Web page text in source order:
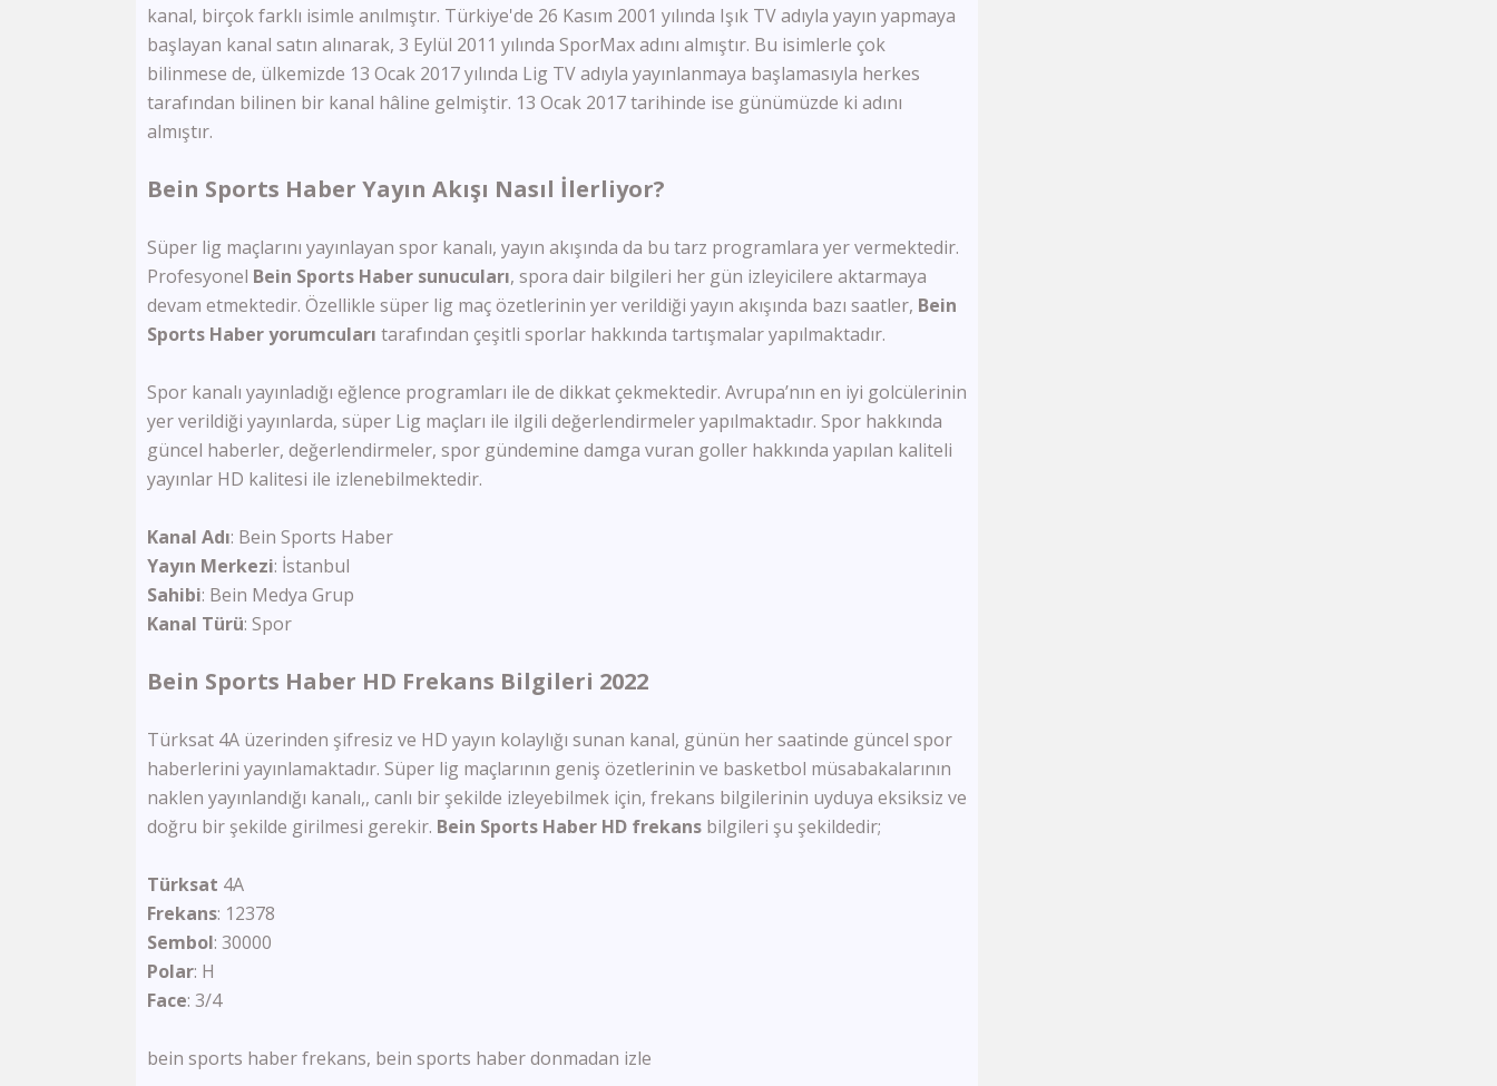
TRT Eba İlkokul
Tek Rumeli Tv
TRT Eba Ortaokul
1 TV Georgia
Ronahi Tv
Havin Tv
TRT Kürdi
Med Müzik Tv
TRT Türk
Sim Tv
TRT World
Ege Türk Tv
TRT Avaz
KNN Tv
kanal, birçok farklı isimle anılmıştır. Türkiye'de 26 Kasım 2001 yılında Işık TV adıyla yayın yapmaya
başlayan kanal satın alınarak, 3 Eylül 2011 yılında SporMax adını almıştır. Bu isimlerle çok
bilinmese de, ülkemizde 13 Ocak 2017 yılında Lig TV adıyla yayınlanmaya başlamasıyla herkes
tarafından bilinen bir kanal hâline gelmiştir. 13 Ocak 2017 tarihinde ise günümüzde ki adını
almıştır.
Bein Sports Haber Yayın Akışı Nasıl İlerliyor?
Süper lig maçlarını yayınlayan spor kanalı, yayın akışında da bu tarz programlara yer vermektedir.
Profesyonel Bein Sports Haber sunucuları, spora dair bilgileri her gün izleyicilere aktarmaya
devam etmektedir. Özellikle süper lig maç özetlerinin yer verildiği yayın akışında bazı saatler, Bein
Sports Haber yorumcuları tarafından çeşitli sporlar hakkında tartışmalar yapılmaktadır.
Spor kanalı yayınladığı eğlence programları ile de dikkat çekmektedir. Avrupa’nın en iyi golcülerinin
yer verildiği yayınlarda, süper Lig maçları ile ilgili değerlendirmeler yapılmaktadır. Spor hakkında
güncel haberler, değerlendirmeler, spor gündemine damga vuran goller hakkında yapılan kaliteli
yayınlar HD kalitesi ile izlenebilmektedir.
Kanal Adı: Bein Sports Haber
Yayın Merkezi: İstanbul
Sahibi: Bein Medya Grup
Kanal Türü: Spor
Bein Sports Haber HD Frekans Bilgileri 2022
Türksat 4A üzerinden şifresiz ve HD yayın kolaylığı sunan kanal, günün her saatinde güncel spor
haberlerini yayınlamaktadır. Süper lig maçlarının geniş özetlerinin ve basketbol müsabakalarının
naklen yayınlandığı kanalı,, canlı bir şekilde izleyebilmek için, frekans bilgilerinin uyduya eksiksiz ve
doğru bir şekilde girilmesi gerekir. Bein Sports Haber HD frekans bilgileri şu şekildedir;
Türksat 4A
Frekans: 12378
Sembol: 30000
Polar: H
Face: 3/4
bein sports haber frekans, bein sports haber donmadan izle